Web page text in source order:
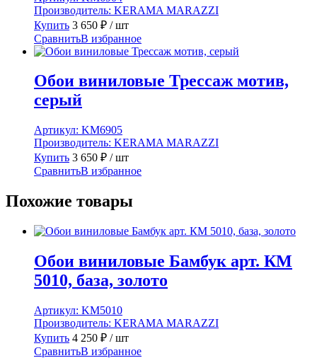
Производитель: KERAMA MARAZZI
Купить 3 650 ₽ / шт
СравнитьВ избранное
Обои виниловые Трессаж мотив,
серый
Артикул: KM6905
Производитель: KERAMA MARAZZI
Купить 3 650 ₽ / шт
СравнитьВ избранное
Похожие товары
Обои виниловые Бамбук арт. КМ
5010, база, золото
Артикул: KM5010
Производитель: KERAMA MARAZZI
Купить 4 250 ₽ / шт
СравнитьВ избранное